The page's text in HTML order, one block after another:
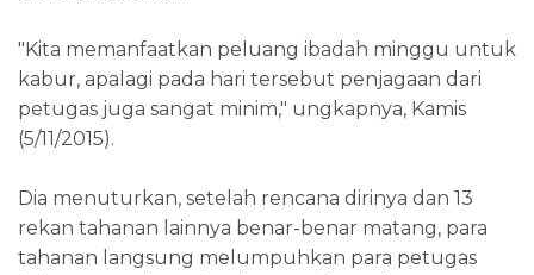
"Kita memanfaatkan peluang ibadah minggu untuk
kabur, apalagi pada hari tersebut penjagaan dari
petugas juga sangat minim," ungkapnya, Kamis
(5/11/2015).
Dia menuturkan, setelah rencana dirinya dan 13
rekan tahanan lainnya benar-benar matang, para
tahanan langsung melumpuhkan para petugas